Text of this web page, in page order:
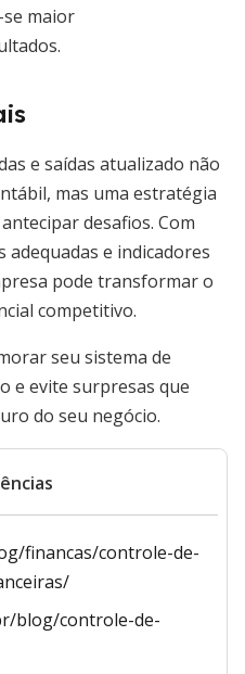
maior
e saídas atualizado não
mas uma estratégia
desafios. Com
e indicadores
pode transformar o
competitivo.
seu sistema de
e evite surpresas que
do seu negócio.
financas/controle-de-
blog/controle-de-